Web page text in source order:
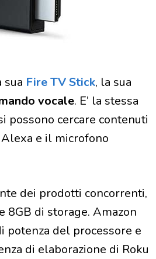
sua Fire TV Stick, la sua
vocale. E’ la stessa
possono cercare contenuti
e il microfono
dei prodotti concorrenti,
8GB di storage. Amazon
potenza del processore e
di elaborazione di Roku